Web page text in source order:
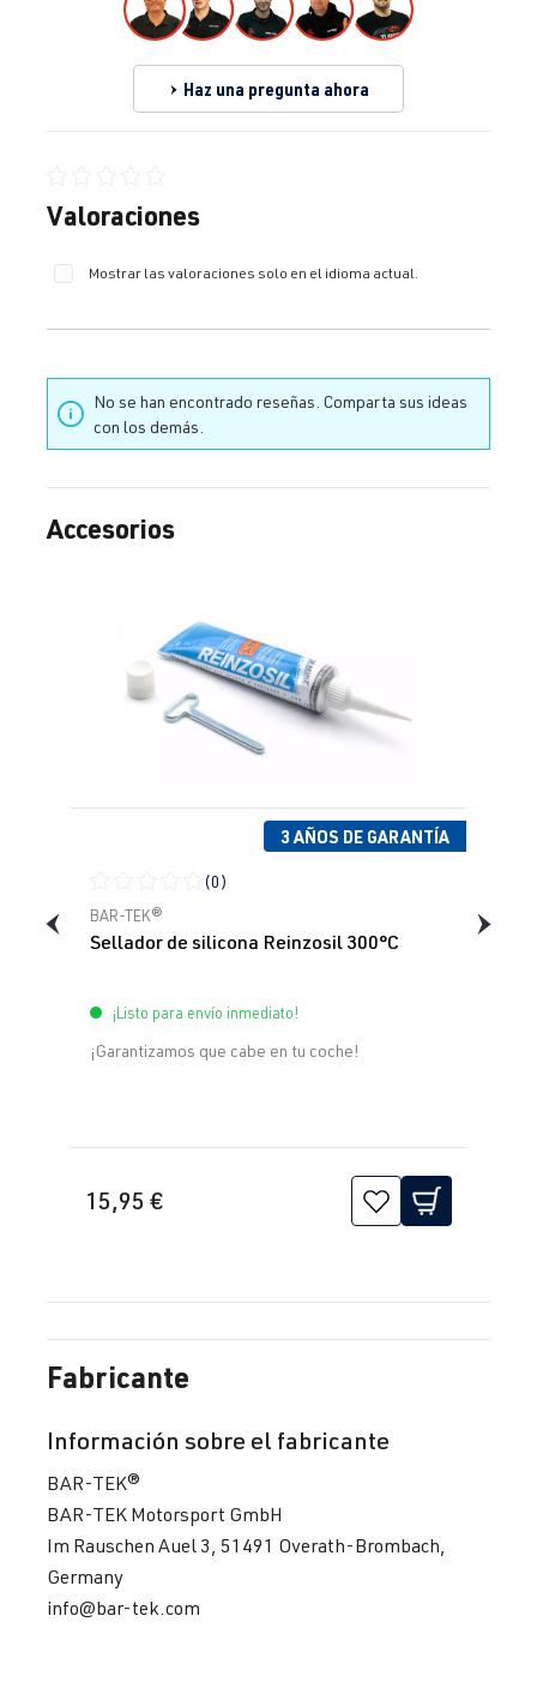
Haz una pregunta ahora
Calificación promedio de 0 de 5 estrellas
Valoraciones
Mostrar las valoraciones solo en el idioma actual.
No se han encontrado reseñas. Comparta sus ideas
con los demás.
Omitir la galería de productos
Accesorios
3 AÑOS DE GARANTÍA
Calificación promedio de 0 de 5 estrellas
(0)
BAR-TEK®
Sellador de silicona Reinzosil 300°C
¡Listo para envío inmediato!
¡Garantizamos que cabe en tu coche!
15,95 €
Fabricante
Información sobre el fabricante
BAR-TEK®
BAR-TEK Motorsport GmbH
Im Rauschen Auel 3, 51491 Overath-Brombach,
Germany
info@bar-tek.com